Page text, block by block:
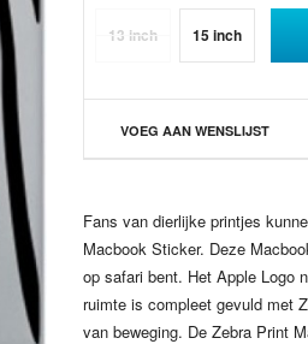
13 inch 15 inch
VOEG AAN WENSLIJST
Fans van dierlijke printjes
Macbook Sticker. Deze
op safari bent. Het Apple Logo
ruimte is compleet gevuld met
van beweging. De Zebra Print